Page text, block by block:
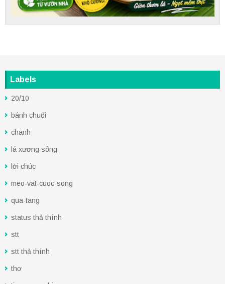
Labels
20/10
bánh chuối
chanh
lá xương sông
lời chúc
meo-vat-cuoc-song
qua-tang
status thả thính
stt
stt thả thính
thơ